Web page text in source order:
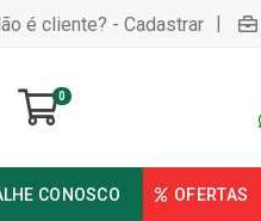
é cliente? - Cadastrar |
0
CONOSCO OFERTAS